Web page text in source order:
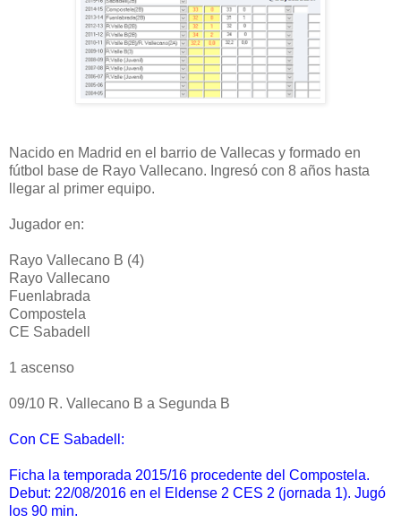
Nacido en Madrid en el barrio de Vallecas y formado en
fútbol base de Rayo Vallecano. Ingresó con 8 años hasta
llegar al primer equipo.
Jugador en:
Rayo Vallecano B (4)
Rayo Vallecano
Fuenlabrada
Compostela
CE Sabadell
1 ascenso
09/10 R. Vallecano B a Segunda B
Con CE Sabadell:
Ficha la temporada 2015/16 procedente del Compostela.
Debut: 22/08/2016 en el Eldense 2 CES 2 (jornada 1). Jugó
los 90 min.